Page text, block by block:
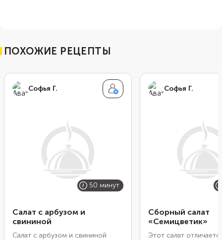
ПОХОЖИЕ РЕЦЕПТЫ
Софья Г.
50 минут
Салат с арбузом и
свининой
Салат с арбузом и свининой
Софья Г.
Сборный салат
«Семицветик»
Этот салат